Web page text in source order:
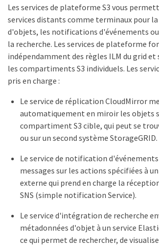
Les services de plateforme S3 vous
services distants comme terminaux pour
d'objets, les notifications d'événements
la recherche. Les services de plateforme
indépendamment des règles ILM du grid
les compartiments S3 individuels. Les
pris en charge :
Le service de réplication CloudMirror
automatiquement en miroir les objets
compartiment S3 cible, qui peut se
ou sur un second système StorageGRID.
Le service de notification d'événements
messages sur les actions spécifiées à
externe qui prend en charge la
SNS (simple notification Service).
Le service d'intégration de recherche
métadonnées d'objet à un service
ce qui permet de rechercher, de